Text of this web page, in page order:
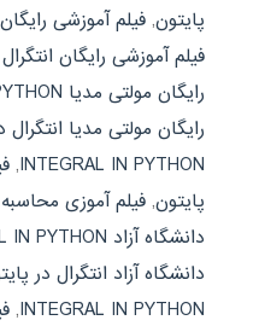
پایتون, فیلم آموزشی رایگان INTEGRAL IN PYTHON
فیلم آموزشی رایگان
رایگان مولتی مدیا INTEGRAL IN PYTHON
رایگان مولتی مدیا انتگرال
INTEGRAL IN PYTHON
,
پایتون, فیلم آموزی محاسبه
دانشگاه آزاد INTEGRAL IN PYTHON
دانشگاه آزاد انتگرال در
INTEGRAL IN PYTHON
,